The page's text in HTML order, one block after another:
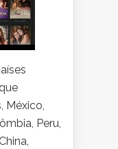
México,
Peru,